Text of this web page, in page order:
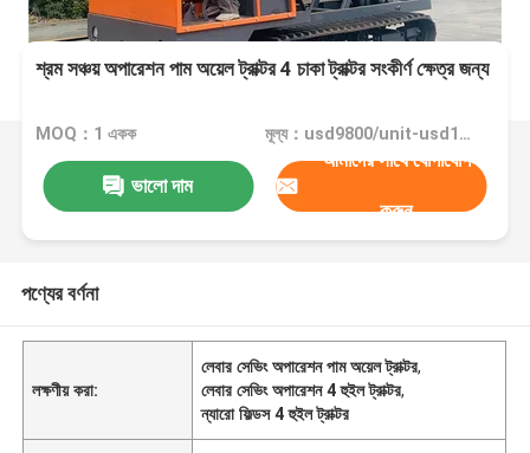
শ্রম সঞ্চয় অপারেশন পাম অয়েল ট্রাক্টর 4 চাকা ট্রাক্টর সংকীর্ণ ক্ষেত্র জন্য
MOQ：1 একক মূল্য：usd9800/unit-usd12500/unit
ভালো দাম
আমাদের সাথে যোগাযোগ
করুন
পণ্যের বর্ণনা
লক্ষণীয় করা:
লেবার সেভিং অপারেশন পাম অয়েল ট্রাক্টর,
লেবার সেভিং অপারেশন 4 হুইল ট্রাক্টর,
ন্যারো ফিল্ডস 4 হুইল ট্রাক্টর